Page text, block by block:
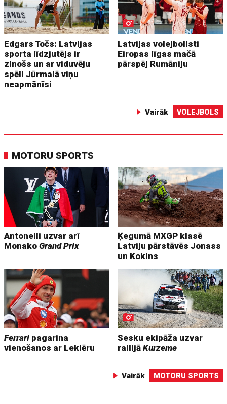
Edgars Točs: Latvijas
sporta līdzjutējs ir
zinošs un ar viduvēju
spēli Jūrmalā viņu
neapmānīsi
Latvijas volejbolisti
Eiropas līgas mačā
pārspēj Rumāniju
Vairāk VOLEJBOLS
MOTORU SPORTS
Antonelli uzvar arī
MonakoGrand Prix
Ķegumā MXGP klasē
Latviju pārstāvēs Jonass
un Kokins
Ferrari pagarina
vienošanos ar Leklēru
Sesku ekipāža uzvar
rallijāKurzeme
Vairāk MOTORU SPORTS